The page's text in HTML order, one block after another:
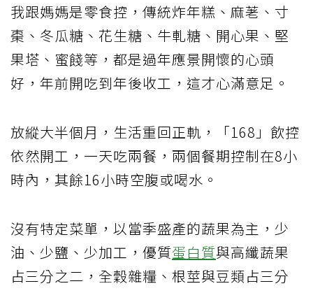
我跟媽媽是零食控，傳統炸年糕、麻荖、寸
棗、冬瓜糖、花生糖、牛軋糖、開心果、堅
果塔、蜜餞等，都是過年應景開懷的心頭
好，年前開吃到年後收工，這才心滿意足。
放縱大半個月，生活重回正軌，「168」飲控
依然開工，一天吃兩餐，兩個餐期控制在8小
時內，其餘16小時空腹或喝水。
沒有特定菜單，以當季盛產的蔬果為主，少
油、少鹽、少加工，優質蛋白質與高纖蔬果
占三分之二，全穀雜糧、根莖與豆類占三分